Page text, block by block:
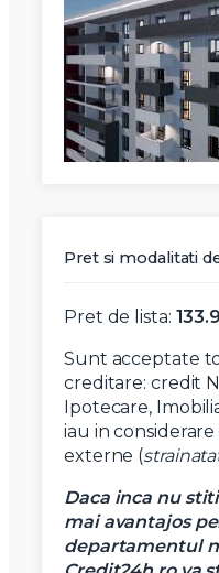
Pret si modalitati
Pret de lista:
Sunt acceptate
creditare: credit
Ipotecare,
iau in
externe (
Daca inca nu
mai avantajos
departamentul